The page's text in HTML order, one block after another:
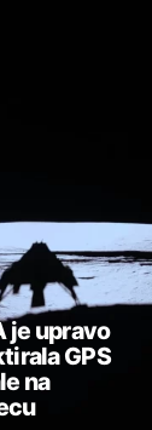
je upravo
GPS
na